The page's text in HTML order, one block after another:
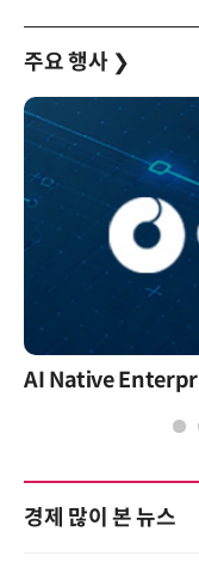
주요 행사 ❯
경제 많이 본 뉴스